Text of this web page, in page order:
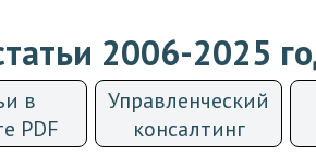
2006-2025
в
PDF
Управленческий
консалтинг